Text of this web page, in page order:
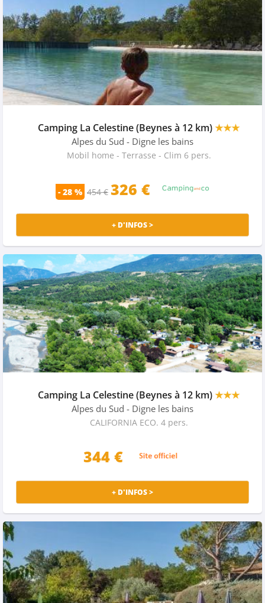
Camping La Celestine (Beynes à 12 km)★★★
Alpes du Sud - Digne les bains
Mobil home - Terrasse - Clim 6 pers.
- 28 % 454 € 326 €
+ D'INFOS >
Camping La Celestine (Beynes à 12 km)★★★
Alpes du Sud - Digne les bains
CALIFORNIA ECO. 4 pers.
344 €
+ D'INFOS >